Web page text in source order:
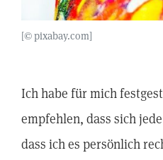
[© pixabay.com]
Ich habe für mich
empfehlen, dass sich
dass ich es persönlich